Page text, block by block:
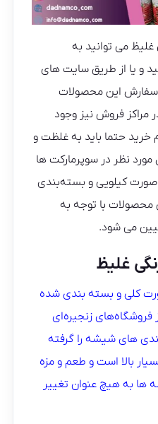
می توانید به
و یا از طریق سایت های
سفارش این محصولات
مراکز فروش نیز وجود
خرید حتما باید به غلظت و
نظر در سوپرمارکت ها
صورت کیلویی و بسته‌بندی
محصولات با توجه به
می شود.
غلیظ
کلی و بسته بندی شده
فروشگاه‌های زنجیره‌ای
های شیشه را گرفته
بالا است و طعم و مزه
به هیچ عنوان تغییر